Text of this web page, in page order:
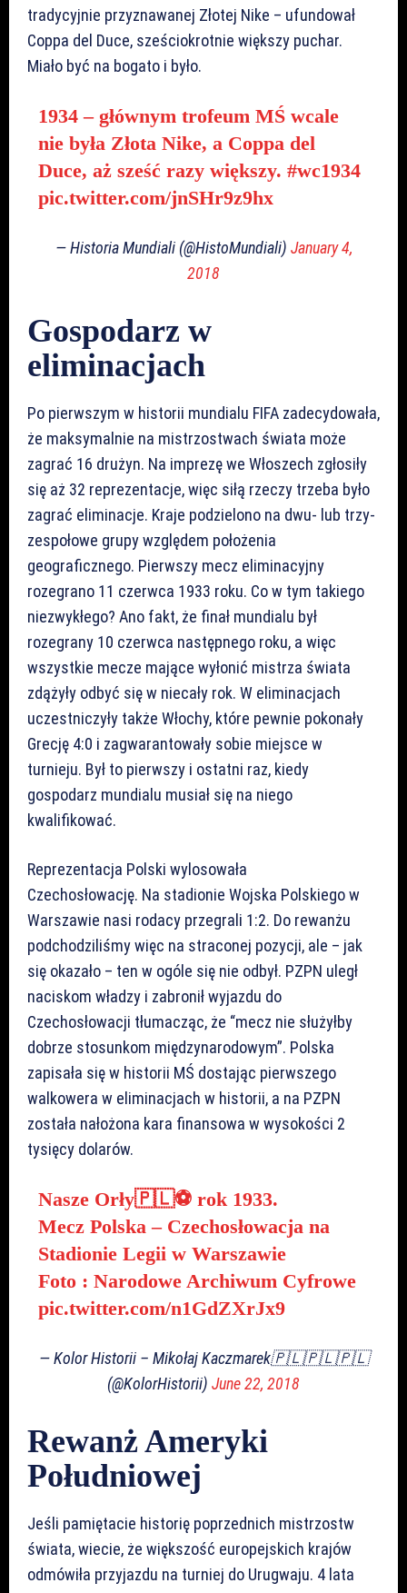
tradycyjnie przyznawanej Złotej Nike – ufundował
Coppa del Duce, sześciokrotnie większy puchar.
Miało być na bogato i było.
1934 – głównym trofeum MŚ wcale
nie była Złota Nike, a Coppa del
Duce, aż sześć razy większy. #wc1934
pic.twitter.com/jnSHr9z9hx
— Historia Mundiali (@HistoMundiali) January 4,
2018
Gospodarz w
eliminacjach
Po pierwszym w historii mundialu FIFA zadecydowała,
że maksymalnie na mistrzostwach świata może
zagrać 16 drużyn. Na imprezę we Włoszech zgłosiły
się aż 32 reprezentacje, więc siłą rzeczy trzeba było
zagrać eliminacje. Kraje podzielono na dwu- lub trzy-
zespołowe grupy względem położenia
geograficznego. Pierwszy mecz eliminacyjny
rozegrano 11 czerwca 1933 roku. Co w tym takiego
niezwykłego? Ano fakt, że finał mundialu był
rozegrany 10 czerwca następnego roku, a więc
wszystkie mecze mające wyłonić mistrza świata
zdążyły odbyć się w niecały rok. W eliminacjach
uczestniczyły także Włochy, które pewnie pokonały
Grecję 4:0 i zagwarantowały sobie miejsce w
turnieju. Był to pierwszy i ostatni raz, kiedy
gospodarz mundialu musiał się na niego
kwalifikować.
Reprezentacja Polski wylosowała
Czechosłowację. Na stadionie Wojska Polskiego w
Warszawie nasi rodacy przegrali 1:2. Do rewanżu
podchodziliśmy więc na straconej pozycji, ale – jak
się okazało – ten w ogóle się nie odbył. PZPN uległ
naciskom władzy i zabronił wyjazdu do
Czechosłowacji tłumacząc, że “mecz nie służyłby
dobrze stosunkom międzynarodowym”. Polska
zapisała się w historii MŚ dostając pierwszego
walkowera w eliminacjach w historii, a na PZPN
została nałożona kara finansowa w wysokości 2
tysięcy dolarów.
Nasze Orły🇵🇱⚽️ rok 1933.
Mecz Polska – Czechosłowacja na
Stadionie Legii w Warszawie
Foto : Narodowe Archiwum Cyfrowe
pic.twitter.com/n1GdZXrJx9
— Kolor Historii – Mikołaj Kaczmarek🇵🇱🇵🇱🇵🇱
(@KolorHistorii) June 22, 2018
Rewanż Ameryki
Południowej
Jeśli pamiętacie historię poprzednich mistrzostw
świata, wiecie, że większość europejskich krajów
odmówiła przyjazdu na turniej do Urugwaju. 4 lata